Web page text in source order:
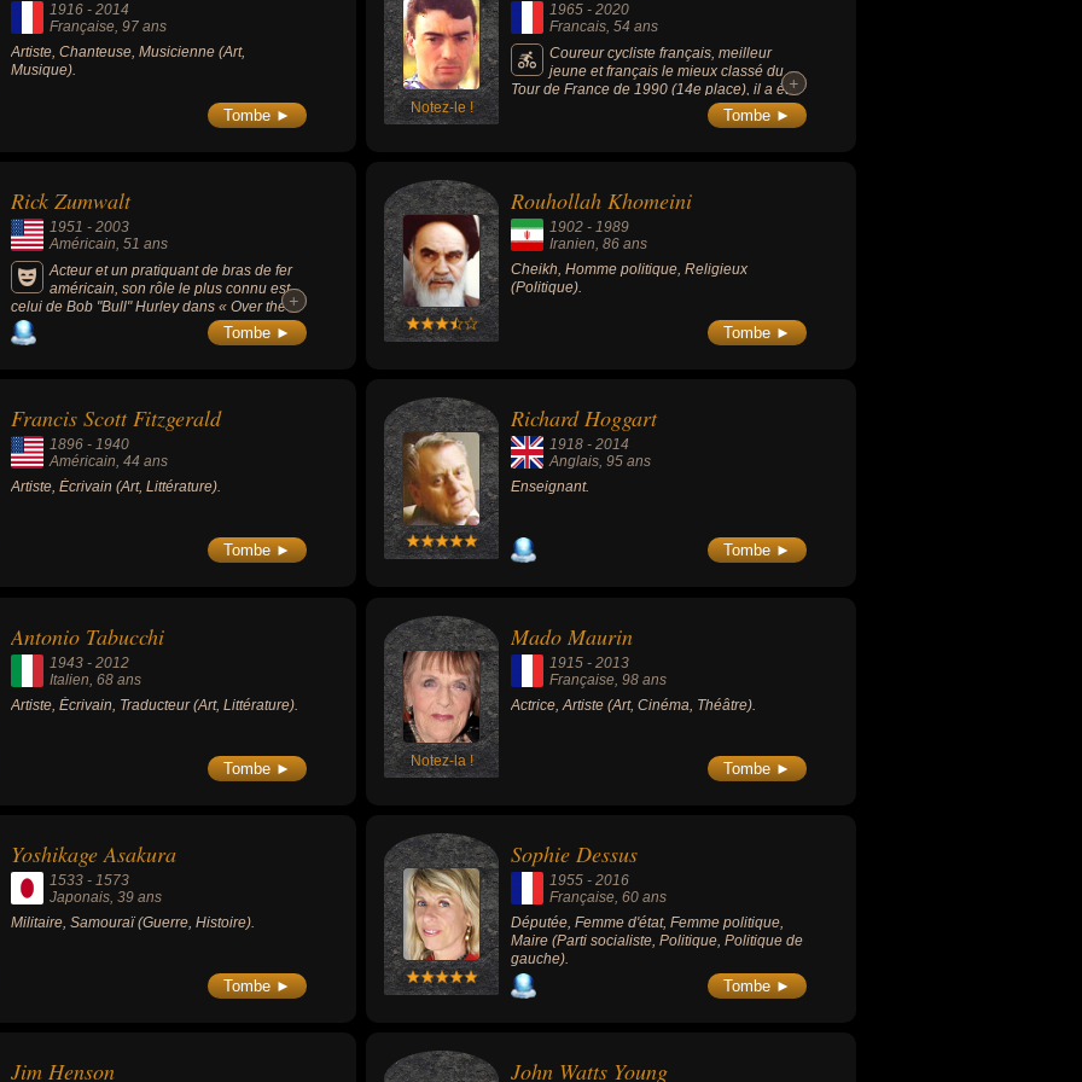
1916 - 2014
Française, 97 ans
Artiste, Chanteuse, Musicienne (Art,
Musique).
Tombe ► Notez-le !
1965 -2020
Francais, 54 ans
Coureur cycliste français, meilleur
jeune et français le mieux classé du
Tour de France de 1990 (14e place), il a été
l'équipier de Miguel Indurain en 1991 et
1992 et au Tour d'Italie en 1992 et 1993.
+
+
Tombe ►
Rick Zumwalt
1951 - 2003
Américain, 51 ans
Acteur et un pratiquant de bras de fer
américain, son rôle le plus connu est
celui de Bob "Bull" Hurley dans « Over the
top » (1987, avec Sylvester Stallone).
+
+
Tombe ►
Rouhollah Khomeini
1902 -1989
Iranien, 86 ans
Cheikh, Homme politique, Religieux
(Politique).
Tombe ►
Francis Scott Fitzgerald
1896 - 1940
Américain, 44 ans
Artiste, Écrivain (Art, Littérature).
Tombe ►
Richard Hoggart
1918 -2014
Anglais, 95 ans
Enseignant.
Tombe ►
Antonio Tabucchi
1943 - 2012
Italien , 68 ans
Artiste, Écrivain, Traducteur (Art, Littérature).
Tombe ► Notez-la !
Mado Maurin
1915 -2013
Française , 98 ans
Actrice, Artiste (Art, Cinéma, Théâtre).
Tombe ►
Yoshikage Asakura
1533 - 1573
Japonais , 39 ans
Militaire, Samouraï (Guerre, Histoire).
Tombe ►
Sophie Dessus
1955 -2016
Française , 60 ans
Députée, Femme d'état, Femme politique,
Maire (Parti socialiste, Politique, Politique de
gauche).
Tombe ►
Jim Henson John Watts Young